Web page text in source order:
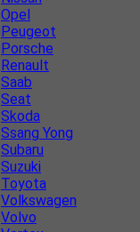
Opel
Peugeot
Porsche
Renault
Saab
Seat
Skoda
Ssang Yong
Subaru
Suzuki
Toyota
Volkswagen
Volvo